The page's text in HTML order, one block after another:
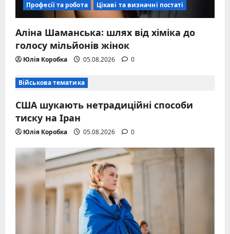
Професії та робота Цікаві та визначні постаті
Аліна Шаманська: шлях від хіміка до
голосу мільйонів жінок
Юлія Коробка 05.08.2026 0
Військова тематика
США шукають нетрадиційні способи
тиску на Іран
Юлія Коробка 05.08.2026 0